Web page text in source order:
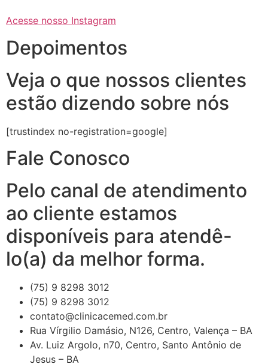
Acesse nosso Instagram
Depoimentos
Veja o que nossos clientes
estão dizendo sobre nós
[trustindex no-registration=google]
Fale Conosco
Pelo canal de atendimento
ao cliente estamos
disponíveis para atendê-
lo(a) da melhor forma.
(75) 9 8298 3012
(75) 9 8298 3012
contato@clinicacemed.com.br
Rua Vírgilio Damásio, N126, Centro, Valença – BA
Av. Luiz Argolo, n70, Centro, Santo Antônio de
Jesus – BA